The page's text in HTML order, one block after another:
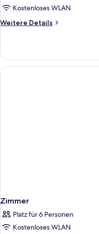
Kostenloses WLAN
Weitere Details
Weitere
Zimmer
Platz für 6 Personen
Kostenloses WLAN